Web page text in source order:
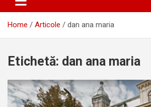
Home Articole dan ana maria
Etichetă: dan ana maria